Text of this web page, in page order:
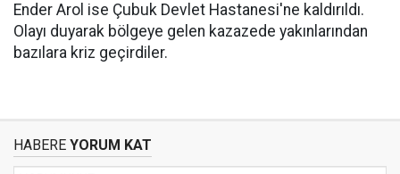
Ender Arol ise Çubuk Devlet Hastanesi'ne kaldırıldı.
Olayı duyarak bölgeye gelen kazazede yakınlarından
bazılara kriz geçirdiler.
HABERE YORUM KAT